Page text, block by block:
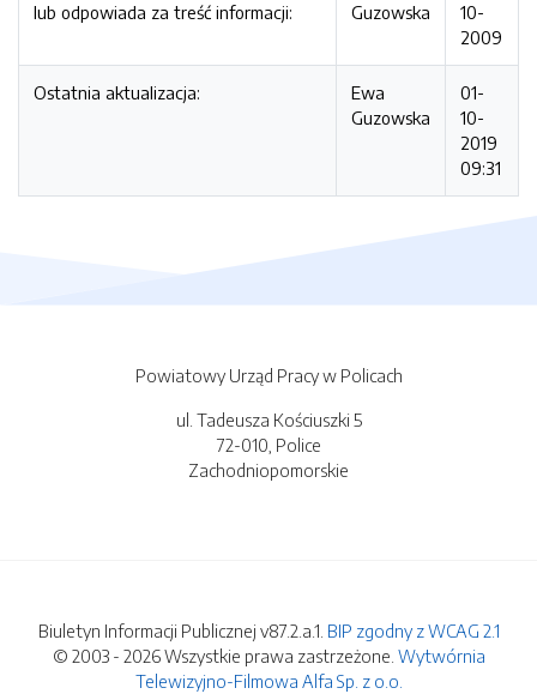
lub odpowiada za treść informacji:
Guzowska
10-
2009
Ostatnia aktualizacja:
Ewa
Guzowska
01-
10-
2019
09:31
Powiatowy Urząd Pracy w Policach
ul. Tadeusza Kościuszki 5
72-010, Police
Zachodniopomorskie
Biuletyn Informacji Publicznej v87.2.a.1. BIP zgodny z WCAG 2.1
© 2003 - 2026 Wszystkie prawa zastrzeżone. Wytwórnia
Telewizyjno-Filmowa Alfa Sp. z o.o.